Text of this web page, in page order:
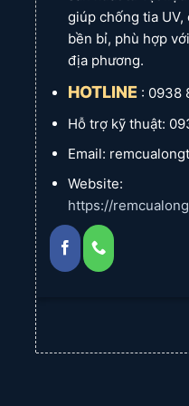
giúp chống tia
bền bỉ, phù hợp
địa phương.
HOTLINE: 0938
Hỗ trợ kỹ thuật:
Email:
Website:
https://